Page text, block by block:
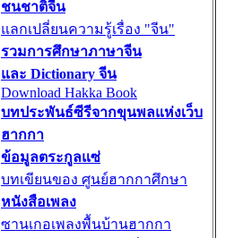
ชนชาติจีน
แลกเปลี่ยนความรู้เรื่อง "จีน"
รวมการศึกษาภาษาจีน
และ Dictionary จีน
Download Hakka Book
บทประพันธ์ซีรีจากขุนพลแห่งเว็บ
ฮากกา
ข้อมูลตระกูลแซ่
บทเขียนของ ศูนย์ฮากกาศึกษา
หนังสือเพลง
ซานเกอเพลงพื้นบ้านฮากกา